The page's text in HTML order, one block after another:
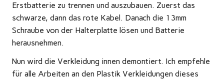
Erstbatterie zu trennen und auszubauen. Zuerst das
schwarze, dann das rote Kabel. Danach die 13mm
Schraube von der Halterplatte lösen und Batterie
herausnehmen.
Nun wird die Verkleidung innen demontiert. Ich empfehle
für alle Arbeiten an den Plastik Verkleidungen dieses